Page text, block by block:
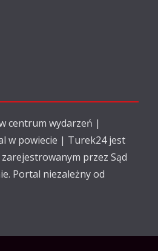
centrum wydarzeń |
w powiecie | Turek24 jest
przez Sąd
Portal niezależny od